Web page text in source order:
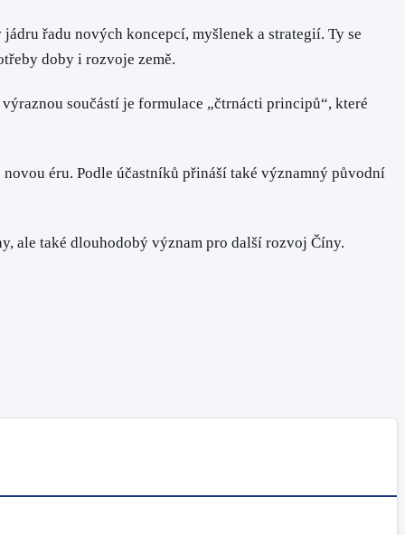
řadu nových koncepcí, myšlenek a strategií. Ty se
doby i rozvoje země.
součástí je formulace „čtrnácti principů“, které
éru. Podle účastníků přináší také významný původní
ale také dlouhodobý význam pro další rozvoj Číny.